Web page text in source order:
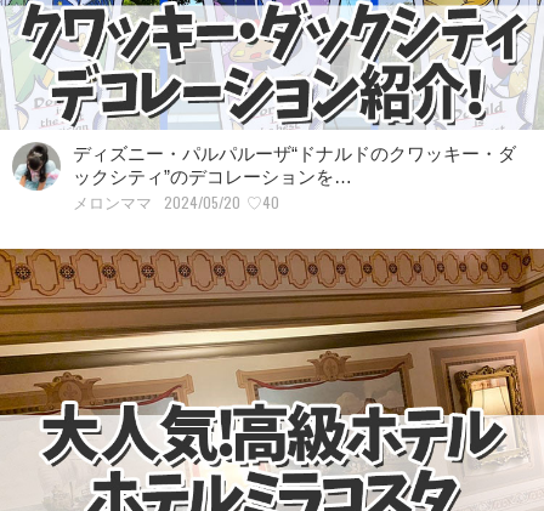
ディズニー・パルパルーザ“ドナルドのクワッキー・ダ
ックシティ”のデコレーションを…
メロンママ 2024/05/20 ♡40